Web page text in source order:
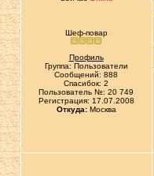
Шеф-повар
Профиль
Группа: Пользователи
Сообщений: 888
Спасибок: 2
Пользователь №: 20 749
Регистрация: 17.07.2008
Откуда:Москва